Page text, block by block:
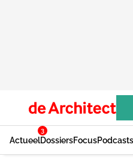
Actueel
3
DossiersFocusPodcasts